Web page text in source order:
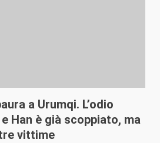
a Urumqi. L’odio
Han è già scoppiato, ma
vittime